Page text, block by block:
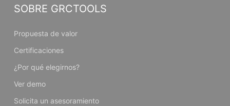
SOBRE GRCTOOLS
Propuesta de valor
Certificaciones
¿Por qué elegirnos?
Ver demo
Solicita un asesoramiento